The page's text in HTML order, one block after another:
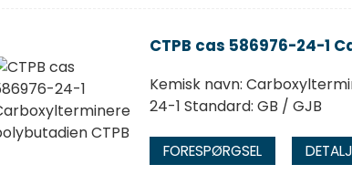
CTPB cas 586976-24-1
Kemisk navn:
24-1 Standard: GB / GJB
FORESPØRGSEL